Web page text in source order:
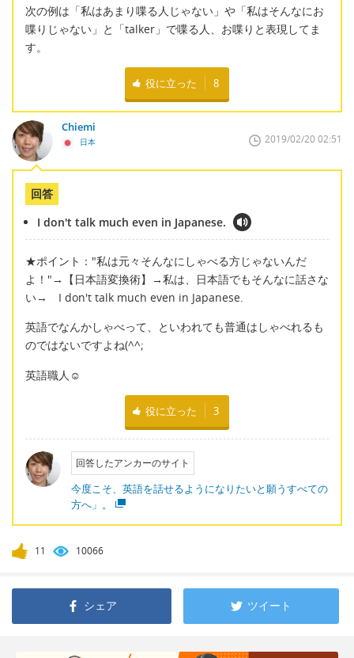
次の例は「私はあまり喋る人じゃない」や「私はそんなにお
喋りじゃない」と「talker」で喋る人、お喋りと表現してま
す。
役に立った 8
Chiemi
日本 2019/02/20 02:51
回答
I don't talk much even in Japanese.
★ポイント："私は元々そんなにしゃべる方じゃないんだ
よ！"→【日本語変換術】→私は、日本語でもそんなに話さな
い→ I don't talk much even in Japanese.
英語でなんかしゃべって、といわれても普通はしゃべれるも
のではないですよね(^^;
英語職人☺
役に立った 3
回答したアンカーのサイト
今度こそ、英語を話せるようになりたいと願うすべての
方へ」。
11 10066
シェア ツイート